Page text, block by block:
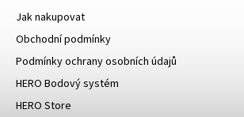
Jak nakupovat
Obchodní podmínky
Podmínky ochrany osobních údajů
HERO Bodový systém
HERO Store